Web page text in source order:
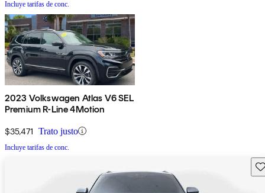
Incluye tarifas de conc.
2023 Volkswagen Atlas V6 SEL
Premium R-Line 4Motion
$35,471 Trato justo
Incluye tarifas de conc.